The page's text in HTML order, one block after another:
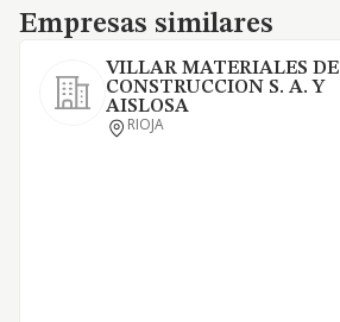
Empresas similares
Empresas similares
VILLAR MATERIALES DE
CONSTRUCCION S. A. Y
AISLOSA
RIOJA